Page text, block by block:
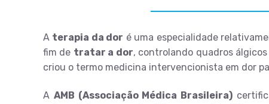
A terapia da dor é uma especialidade
fim de tratar a dor, controlando quadros álgicos
criou o termo medicina intervencionista em dor
A AMB (Associação Médica Brasileira)